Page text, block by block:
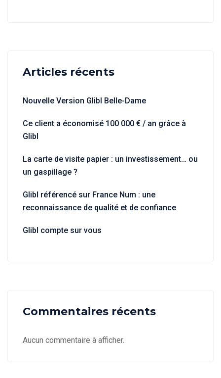
Articles récents
Nouvelle Version Glibl Belle-Dame
Ce client a économisé 100 000 € / an grâce à
Glibl
La carte de visite papier : un investissement… ou
un gaspillage ?
Glibl référencé sur France Num : une
reconnaissance de qualité et de confiance
Glibl compte sur vous
Commentaires récents
Aucun commentaire à afficher.